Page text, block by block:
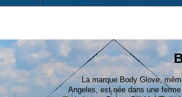
La marque Body Glove,
Angeles, est née dans une